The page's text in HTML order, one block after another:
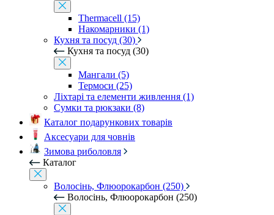
Thermacell (15)
Накомарники (1)
Кухня та посуд (30)
Кухня та посуд (30)
Мангали (5)
Термоси (25)
Ліхтарі та елементи живлення (1)
Сумки та рюкзаки (8)
Каталог подарункових товарів
Аксесуари для човнів
Зимова риболовля
Каталог
Волосінь, Флюорокарбон (250)
Волосінь, Флюорокарбон (250)